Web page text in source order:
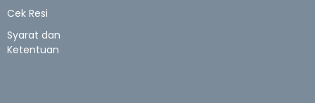
Cek Resi
Syarat dan
Ketentuan